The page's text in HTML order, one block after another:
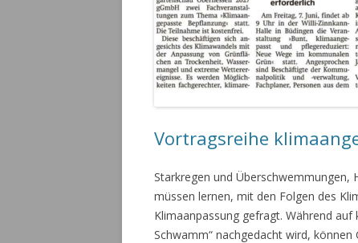
Vortragsreihe
Starkregen und Überschwemmungen,
müssen lernen, mit den Folgen des
Klimaanpassung gefragt. Während
Schwamm“ nachgedacht wird,